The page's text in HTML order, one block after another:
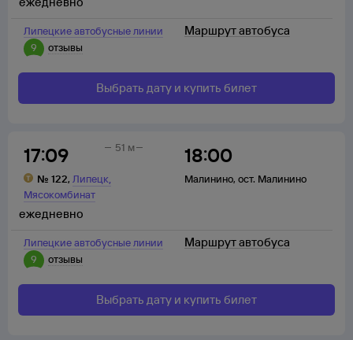
Липецкие автобусные линии
9
отзывы
Маршрут автобуса
Выбрать дату и купить билет
17:09
№ 122, Липецк,
Мясокомбинат
18:00
Малинино, ост. Малинино
51 м
Липецкие автобусные линии
9
отзывы
ежедневно
Маршрут автобуса
Выбрать дату и купить билет